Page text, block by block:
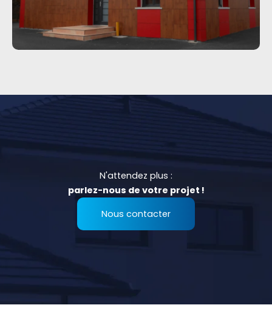
N'attendez plus :
parlez-nous de votre projet !
Nous contacter